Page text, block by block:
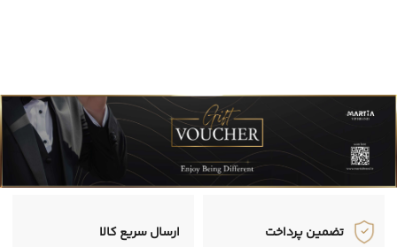
تضمین پرداخت ارسال سریع کالا